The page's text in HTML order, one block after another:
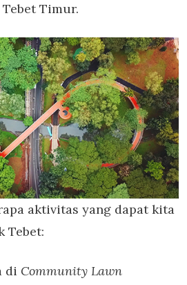
Timur.
yang dapat kita
Tebet:
di Community Lawn